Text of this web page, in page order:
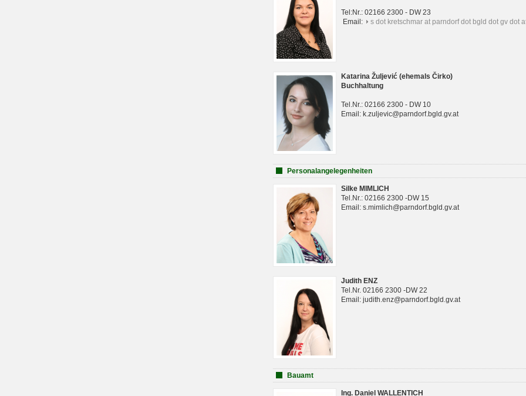
Tel:Nr.: 02166 2300 - DW 23
Email:
s dot kretschmar at parndorf dot bgld dot gv dot
Katarina Žuljević (ehemals Čirko)
Buchhaltung
Tel.Nr.: 02166 2300 - DW 10
Email: k.zuljevic@parndorf.bgld.gv.at
Personalangelegenheiten
Silke MIMLICH
Tel.Nr.: 02166 2300 -DW 15
Email: s.mimlich@parndorf.bgld.gv.at
Judith ENZ
Tel.Nr. 02166 2300 -DW 22
Email: judith.enz@parndorf.bgld.gv.at
Bauamt
Ing. Daniel WALLENTICH